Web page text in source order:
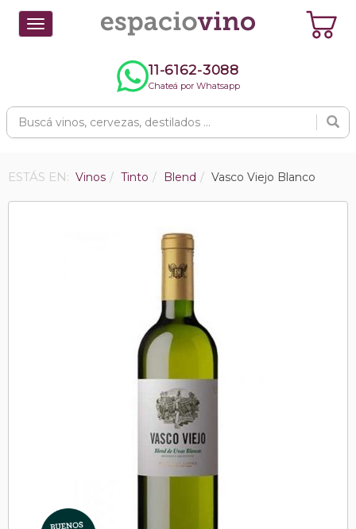
Toggle
navigation
11-6162-3088
Chateá por Whatsapp
ESTÁS EN: Vinos Tinto Blend Vasco Viejo Blanco